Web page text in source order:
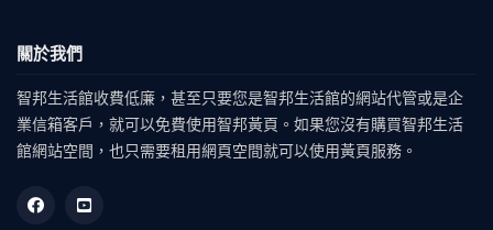
關於我們
智邦生活館收費低廉，甚至只要您是智邦生活館的網站代管或是企
業信箱客戶，就可以免費使用智邦黃頁。如果您沒有購買智邦生活
館網站空間，也只需要租用網頁空間就可以使用黃頁服務。